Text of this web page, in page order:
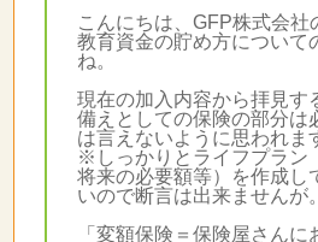
こんにちは、GFP株式会社
教育資金の貯め方について
ね。
現在の加入内容から拝見す
備えとしての保険の部分は
は言えないように思われま
※しっかりとライフプラン
将来の必要額等）を作成し
いので断言は出来ませんが。
「変額保険＝保険屋さんに